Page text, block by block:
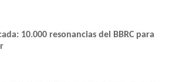
10.000 resonancias del BBRC para